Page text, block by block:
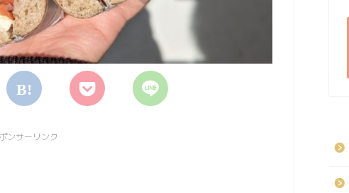
ンサーリンク